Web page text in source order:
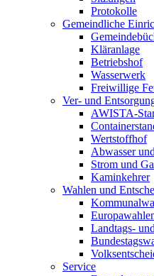
Protokolle
Gemeindliche
Kläranlage
Betriebshof
Wasserwerk
Freiwillige
Ver- und
AWISTA-
Wertstoffhof
Abwasser
Strom und
Kaminkehrer
Wahlen und
Landtags-
Service